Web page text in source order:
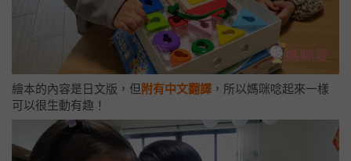
繪本的內容是日文版，但 附有中文翻譯 ，所以媽咪唸起來一樣
可以很生動有趣！